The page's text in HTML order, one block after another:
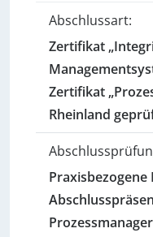
Abschlussart:
Zertifikat
Zertifikat
Rheinland